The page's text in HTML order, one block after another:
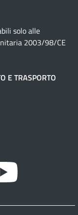
solo alle
2003/98/CE
E TRASPORTO